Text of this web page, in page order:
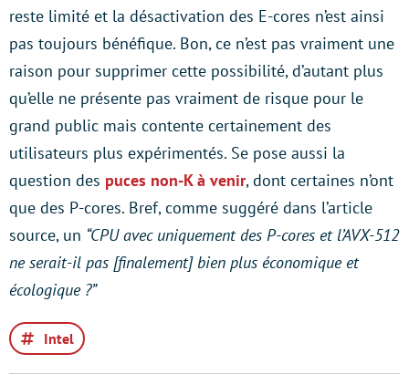
reste limité et la désactivation des E-cores n’est ainsi
pas toujours bénéfique. Bon, ce n’est pas vraiment une
raison pour supprimer cette possibilité, d’autant plus
qu’elle ne présente pas vraiment de risque pour le
grand public mais contente certainement des
utilisateurs plus expérimentés. Se pose aussi la
question des puces non-K à venir, dont certaines n’ont
que des P-cores. Bref, comme suggéré dans l’article
source, un “CPU avec uniquement des P-cores et l’AVX-512
ne serait-il pas [finalement] bien plus économique et
écologique ?”
Intel